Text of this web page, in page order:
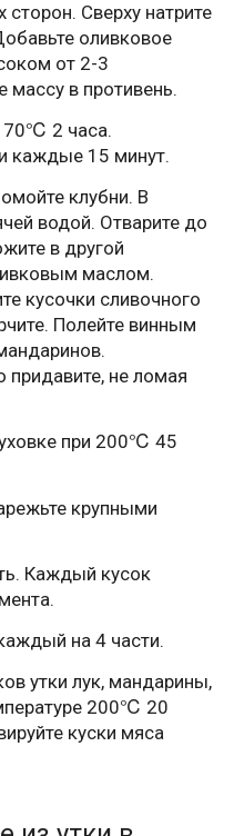
Сверху натрите
оливковое
от 2-3
в противень.
2 часа.
каждые 15 минут.
клубни. В
водой. Отварите до
в другой
маслом.
кусочки сливочного
Полейте винным
не ломая
при 200℃ 45
крупными
Каждый кусок
на 4 части.
утки лук, мандарины,
200℃ 20
куски мяса